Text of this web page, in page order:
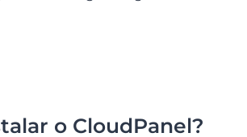
o CloudPanel?